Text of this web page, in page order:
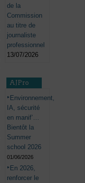
de la
Commission
au titre de
journaliste
professionnel
13/07/2026
AJPro
Environnement,
IA, sécurité
en manif’…
Bientôt la
Summer
school 2026
01/06/2026
En 2026,
renforcer le